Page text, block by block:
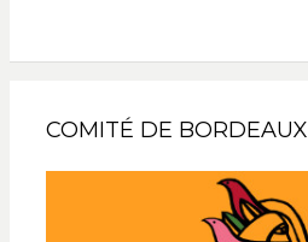
COMITÉ DE BORDEAUX